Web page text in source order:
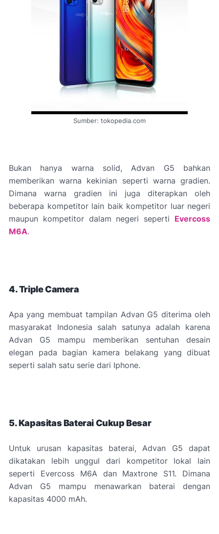
Sumber: tokopedia.com
Bukan hanya warna solid, Advan G5 bahkan
memberikan warna kekinian seperti warna gradien.
Dimana warna gradien ini juga diterapkan oleh
beberapa kompetitor lain baik kompetitor luar negeri
maupun kompetitor dalam negeri seperti Evercoss
M6A.
4. Triple Camera
Apa yang membuat tampilan Advan G5 diterima oleh
masyarakat Indonesia salah satunya adalah karena
Advan G5 mampu memberikan sentuhan desain
elegan pada bagian kamera belakang yang dibuat
seperti salah satu serie dari Iphone.
5. Kapasitas Baterai Cukup Besar
Untuk urusan kapasitas baterai, Advan G5 dapat
dikatakan lebih unggul dari kompetitor lokal lain
seperti Evercoss M6A dan Maxtrone S11. Dimana
Advan G5 mampu menawarkan baterai dengan
kapasitas 4000 mAh.